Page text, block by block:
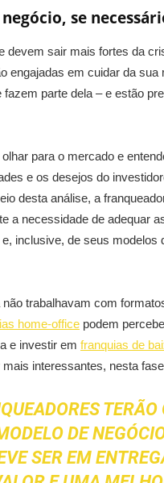
se
devem sair mais fortes da
engajadas em cuidar da sua
parte dela – e estão
para o mercado e
e os desejos do
desta análise, a
a necessidade de adequar
inclusive, de seus modelos
não trabalhavam com
home-office podem
e investir em franquias de
mais interessantes, nesta
TERÃO
DE
SER EM